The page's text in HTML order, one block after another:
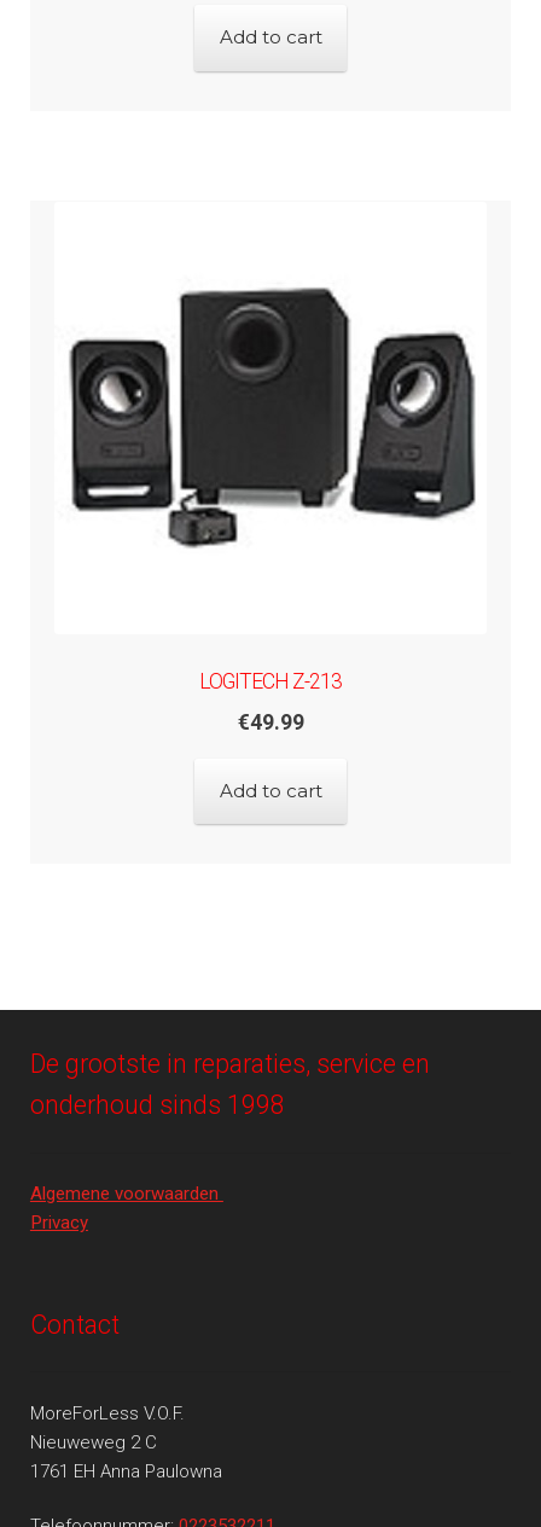
Add to cart
LOGITECH Z-213
€49.99
Add to cart
De grootste in reparaties, service en
onderhoud sinds 1998
Algemene voorwaarden
Privacy
Contact
MoreForLess V.O.F.
Nieuweweg 2 C
1761 EH Anna Paulowna